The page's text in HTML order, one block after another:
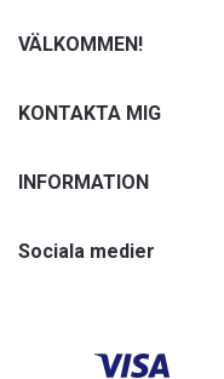
VÄLKOMMEN!
KONTAKTA MIG
INFORMATION
Sociala medier